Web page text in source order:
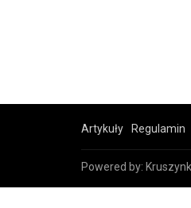
Artykuły Regulamin
Powered by: